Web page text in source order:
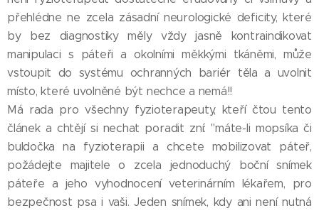
přehlédne ne zcela zásadní neurologické deficity, které
by bez diagnostiky měly vždy jasně kontraindikovat
manipulaci s páteři a okolními měkkými tkáněmi, může
vstoupit do systému ochranných bariér těla a uvolnit
místo, které uvolněné být nechce a nemá!!
Má rada pro všechny fyzioterapeuty, kteří čtou tento
článek a chtějí si nechat poradit zní: "máte-li mopsíka či
buldočka na fyzioterapii a chcete mobilizovat páteř,
požádejte majitele o zcela jednoduchý boční snímek
páteře a jeho vyhodnocení veterinárním lékařem, pro
bezpečnost psa i vaši. Jeden snímek, kdy ani není nutná